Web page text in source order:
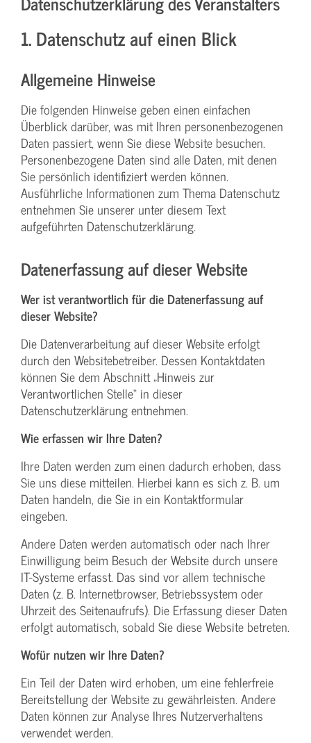
1. Datenschutz auf einen Blick
Allgemeine Hinweise
Die folgenden Hinweise geben einen einfachen
Überblick darüber, was mit Ihren personenbezogenen
Daten passiert, wenn Sie diese Website besuchen.
Personenbezogene Daten sind alle Daten, mit denen
Sie persönlich identifiziert werden können.
Ausführliche Informationen zum Thema Datenschutz
entnehmen Sie unserer unter diesem Text
aufgeführten Datenschutzerklärung.
Datenerfassung auf dieser Website
Wer ist verantwortlich für die Datenerfassung auf
dieser Website?
Die Datenverarbeitung auf dieser Website erfolgt
durch den Websitebetreiber. Dessen Kontaktdaten
können Sie dem Abschnitt „Hinweis zur
Verantwortlichen Stelle“ in dieser
Datenschutzerklärung entnehmen.
Wie erfassen wir Ihre Daten?
Ihre Daten werden zum einen dadurch erhoben, dass
Sie uns diese mitteilen. Hierbei kann es sich z. B. um
Daten handeln, die Sie in ein Kontaktformular
eingeben.
Andere Daten werden automatisch oder nach Ihrer
Einwilligung beim Besuch der Website durch unsere
IT-Systeme erfasst. Das sind vor allem technische
Daten (z. B. Internetbrowser, Betriebssystem oder
Uhrzeit des Seitenaufrufs). Die Erfassung dieser Daten
erfolgt automatisch, sobald Sie diese Website betreten.
Wofür nutzen wir Ihre Daten?
Ein Teil der Daten wird erhoben, um eine fehlerfreie
Bereitstellung der Website zu gewährleisten. Andere
Daten können zur Analyse Ihres Nutzerverhaltens
verwendet werden.